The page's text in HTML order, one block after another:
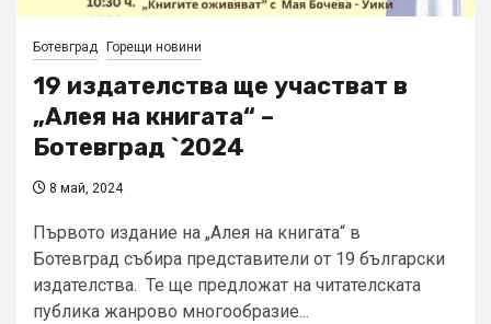
Ботевград Горещи новини
19 издателства ще участват в
„Алея на книгата“ –
Ботевград `2024
8 май, 2024
Първото издание на „Алея на книгата“ в
Ботевград събира представители от 19 български
издателства. Те ще предложат на читателската
публика жанрово многообразие...